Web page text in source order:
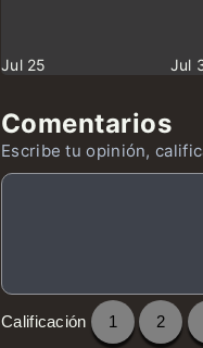
Jul 25 Jul
Comentarios
Escribe tu opinión,
Calificación 1 2